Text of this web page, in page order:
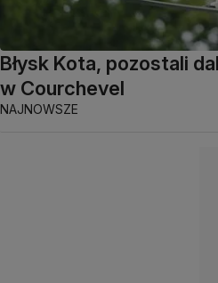
Błysk Kota, pozostali
w Courchevel
NAJNOWSZE